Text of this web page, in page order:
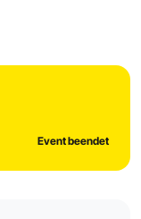
Event beendet